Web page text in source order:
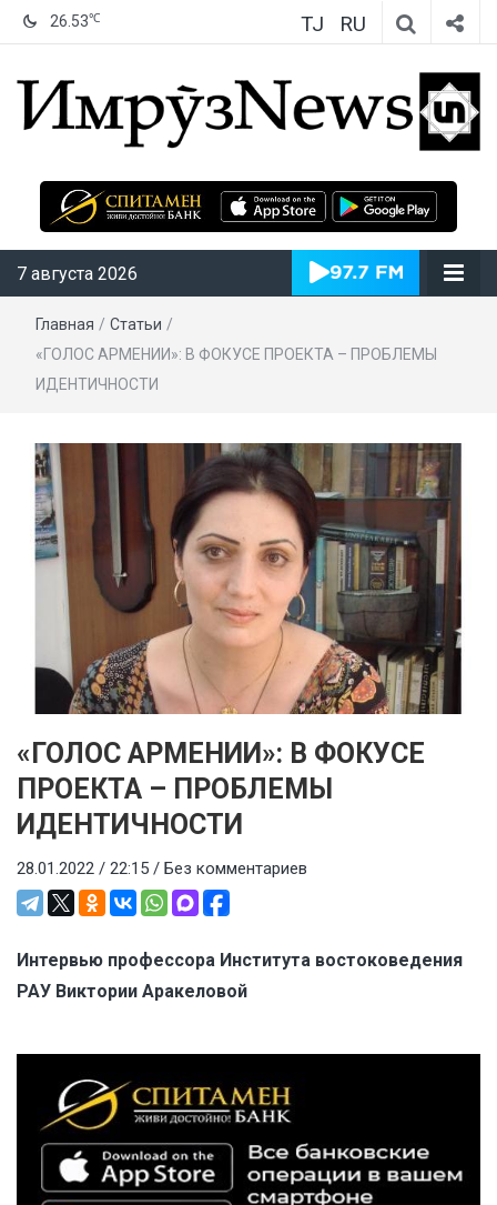
26.53℃ TJ RU
ИмрӯзNews
7 августа 2026
Главная / Статьи /
«ГОЛОС АРМЕНИИ»: В ФОКУСЕ ПРОЕКТА – ПРОБЛЕМЫ
ИДЕНТИЧНОСТИ
«ГОЛОС АРМЕНИИ»: В ФОКУСЕ
ПРОЕКТА – ПРОБЛЕМЫ
ИДЕНТИЧНОСТИ
28.01.2022 / 22:15 / Без комментариев
Интервью профессора Института востоковедения
РАУ Виктории Аракеловой